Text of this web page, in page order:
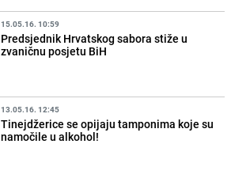
15.05.16. 10:59
Predsjednik Hrvatskog sabora stiže u
zvaničnu posjetu BiH
13.05.16. 12:45
Tinejdžerice se opijaju tamponima koje su
namočile u alkohol!